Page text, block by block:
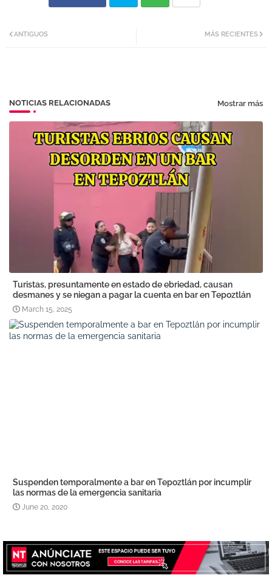
MÁS RECIENTES
ANTIGUOS
NOTICIAS RELACIONADAS Mostrar más
Turistas, presuntamente en estado de ebriedad, causan
desmanes y se niegan a pagar la cuenta en bar en Tepoztlán
March 15, 2025
Suspenden temporalmente a bar en Tepoztlán por incumplir
las normas de la emergencia sanitaria
June 20, 2020